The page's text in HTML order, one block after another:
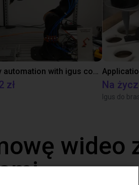
Laboratory automation with igus cobot ReBeL 6DOF
zł Na
Igus do
wideo